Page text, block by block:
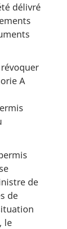
délivré
A
de
de
le